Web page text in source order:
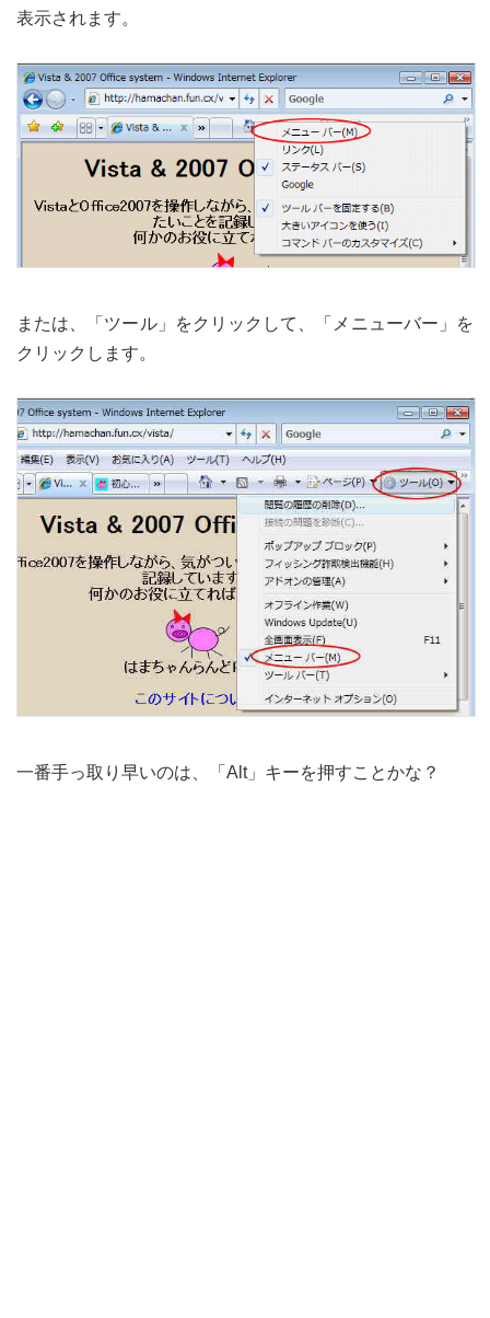
表示されます。
または、「ツール」をクリックして、「メニューバー」を
クリックします。
一番手っ取り早いのは、「Alt」キーを押すことかな？